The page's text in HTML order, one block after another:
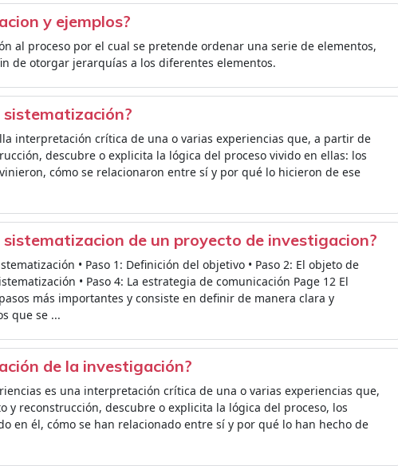
y ejemplos?
al proceso por el cual se pretende ordenar una serie de elementos,
de otorgar jerarquías a los diferentes elementos.
sistematización?
interpretación crítica de una o varias experiencias que, a partir de
descubre o explicita la lógica del proceso vivido en ellas: los
cómo se relacionaron entre sí y por qué lo hicieron de ese
sistematizacion de un proyecto de investigacion?
• Paso 1: Definición del objetivo • Paso 2: El objeto de
• Paso 4: La estrategia de comunicación Page 12 El
más importantes y consiste en definir de manera clara y
que se ...
de la investigación?
es una interpretación crítica de una o varias experiencias que,
y reconstrucción, descubre o explicita la lógica del proceso, los
en él, cómo se han relacionado entre sí y por qué lo han hecho de